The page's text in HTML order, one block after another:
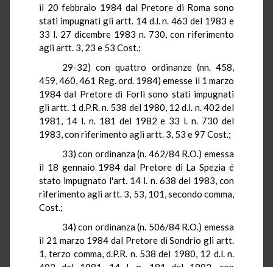
il 20 febbraio 1984 dal Pretore di Roma sono
stati impugnati gli artt. 14 d.l. n.463 del 1983 e
33 l. 27 dicembre 1983 n. 730, con riferimento
agli artt. 3, 23 e 53 Cost.;
29-32) con quattro ordinanze (nn. 458,
459, 460, 461 Reg.ord. 1984) emesse il 1 marzo
1984 dal Pretore di Forlì sono stati impugnati
gli artt. 1 d.P.R.n. 538 del 1980, 12 d.l. n. 402 del
1981, 14 l. n. 181 del 1982 e 33 l. n. 730 del
1983, con riferimento agli artt. 3, 53 e 97 Cost.;
33) con ordinanza (n. 462/84 R.O.) emessa
il 18 gennaio 1984 dal Pretore di La Spezia é
stato impugnato l'art. 14 l. n. 638 del 1983, con
riferimento agli artt. 3, 53, 101, secondo comma,
Cost.;
34) con ordinanza (n. 506/84 R.O.) emessa
il 21 marzo 1984 dal Pretore di Sondrio gli artt.
1, terzo comma,d.P.R. n. 538 del 1980, 12 d.l. n.